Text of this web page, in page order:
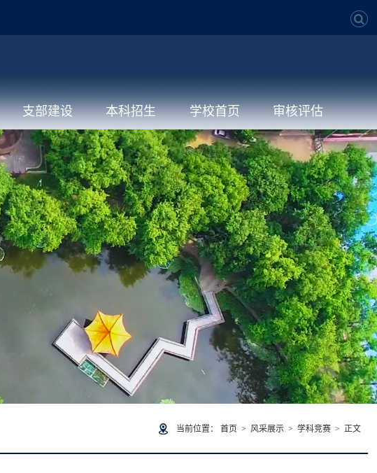
支部建设 本科招生 学校首页 审核评估
当前位置： 首页 > 风采展示> 学科竞赛> 正文